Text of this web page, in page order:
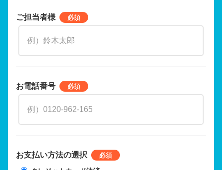
ご担当者様
お電話番号
お支払い方法の選択